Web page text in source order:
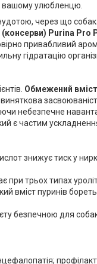
вашому улюбленцю.
через що
Purina Pro
привабливий
гідратацію
Обмежений
небезпечне
є частим
знижує тиск у
трьох типах
вміст пуринів
безпечною для